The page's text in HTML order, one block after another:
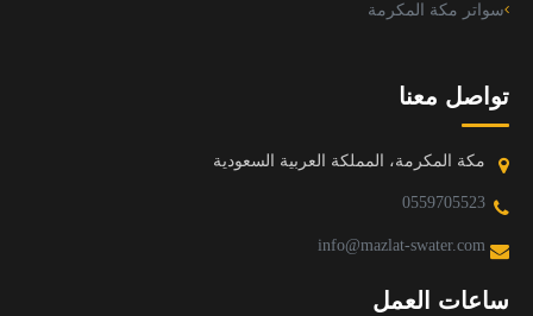
سواتر مكة المكرمة
تواصل معنا
مكة المكرمة، المملكة العربية السعودية
0559705523
info@mazlat-swater.com
ساعات العمل